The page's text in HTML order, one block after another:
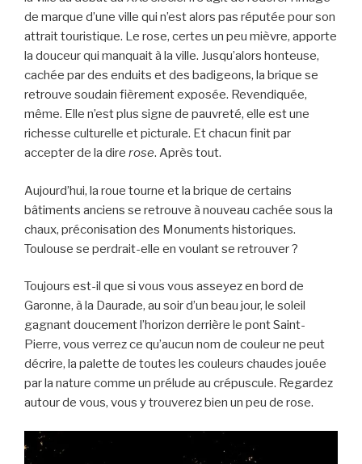
de marque d’une ville qui n’est alors pas réputée pour son
attrait touristique. Le rose, certes un peu mièvre, apporte
la douceur qui manquait à la ville. Jusqu’alors honteuse,
cachée par des enduits et des badigeons, la brique se
retrouve soudain fièrement exposée. Revendiquée,
même. Elle n’est plus signe de pauvreté, elle est une
richesse culturelle et picturale. Et chacun finit par
accepter de la dire rose. Après tout.
Aujourd’hui, la roue tourne et la brique de certains
bâtiments anciens se retrouve à nouveau cachée sous la
chaux, préconisation des Monuments historiques.
Toulouse se perdrait-elle en voulant se retrouver ?
Toujours est-il que si vous vous asseyez en bord de
Garonne, à la Daurade, au soir d’un beau jour, le soleil
gagnant doucement l’horizon derrière le pont Saint-
Pierre, vous verrez ce qu’aucun nom de couleur ne peut
décrire, la palette de toutes les couleurs chaudes jouée
par la nature comme un prélude au crépuscule. Regardez
autour de vous, vous y trouverez bien un peu de rose.